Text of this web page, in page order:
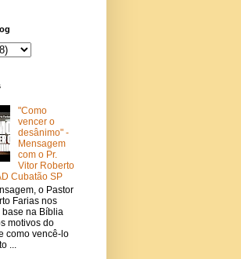
"Como
vencer o
desânimo" -
Mensagem
com o Pr.
Vitor Roberto
Cubatão SP
o Pastor
Farias nos
base na Bíblia
motivos do
como vencê-lo
...